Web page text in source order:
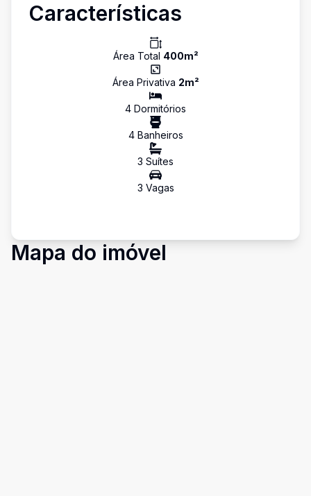
Características
Área Total 400m²
Área Privativa 2m²
4 Dormitórios
4Banheiros
3 Suítes
3 Vagas
Mapa do imóvel